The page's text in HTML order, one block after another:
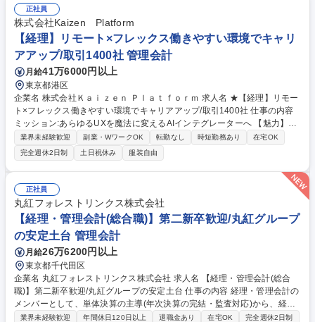
ことができる方を求めています。 ＜主な業務＞■経理部:日経単体の会計･
税務･予算･決算関連業務(会計処理相談など担当部門との協業や会計シス
テムの運用業務なども含みます) ■連結会計部:日経グループの連結会計業
務 ■財務部：資金繰り、資金調達･運用、支払･入金管理業務 募集職種
【経理（財務本部）】在宅勤務あり/キャリアアップできる環境です！
正社員
株式会社Kaizen Platform
【経理】リモート×フレックス働きやすい環境でキャリ
アアップ/取引1400社 管理会計
月給41万6000円以上
東京都港区
企業名 株式会社Ｋａｉｚｅｎ Ｐｌａｔｆｏｒｍ 求人名 ★【経理】リモー
ト×フレックス働きやすい環境でキャリアアップ/取引1400社 仕事の内容
ミッション:あらゆるUXを魔法に変えるAIインテグレーターへ 【魅力】1,
400社超のUX改善支援実績を持ち、生成AIを活用した「AIインテグレータ
ー」として急成長を遂げる当社にて、経理業務をご担当いただ きます。月
次・年次決算などの基幹業務に加え、将来的には連結決算や開示、M&A支
援など、上場企業ならではの広範なキャリアを築けるポジションです。■
月次・四半期・年次決算業務（本社・グループ） ■監査法人対応 ■経理財
務面での課題抽出と改善提案 ■連結決算や開示業務への挑戦 ■J-SOX体制
の運用改善【仕事の魅力】年次を問わず裁量が大きく、定型業務に留まら
ない「攻めの経理」を経験できます。 募集職種 ★【経理】リモート×フレ
ックス働きやすい環境でキャリアアップ/取引1400社
業界未経験歓迎 副業・WワークOK 転勤なし 時短勤務あり
在宅OK
完全週休2日制
土日祝休み 服装自由
正社員
丸紅フォレストリンクス株式会社
【経理・管理会計(総合職)】第二新卒歓迎/丸紅グループ
の安定土台 管理会計
月給26万6200円以上
東京都千代田区
企業名 丸紅フォレストリンクス株式会社 求人名 【経理・管理会計(総合
職)】第二新卒歓迎/丸紅グループの安定土台 仕事の内容 経理・管理会計の
メンバーとして、単体決算の主導(年次決算の完結・監査対応)から、経営
層や親会社への報告に直結する「管理会計(業績分析・予算管理)」に携わ
業界未経験歓迎 年間休日120日以上 退職金あり 在宅OK
完全週休2日制